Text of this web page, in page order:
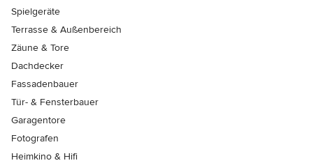
Spielgeräte
Terrasse & Außenbereich
Zäune & Tore
Dachdecker
Fassadenbauer
Tür- & Fensterbauer
Garagentore
Fotografen
Heimkino & Hifi